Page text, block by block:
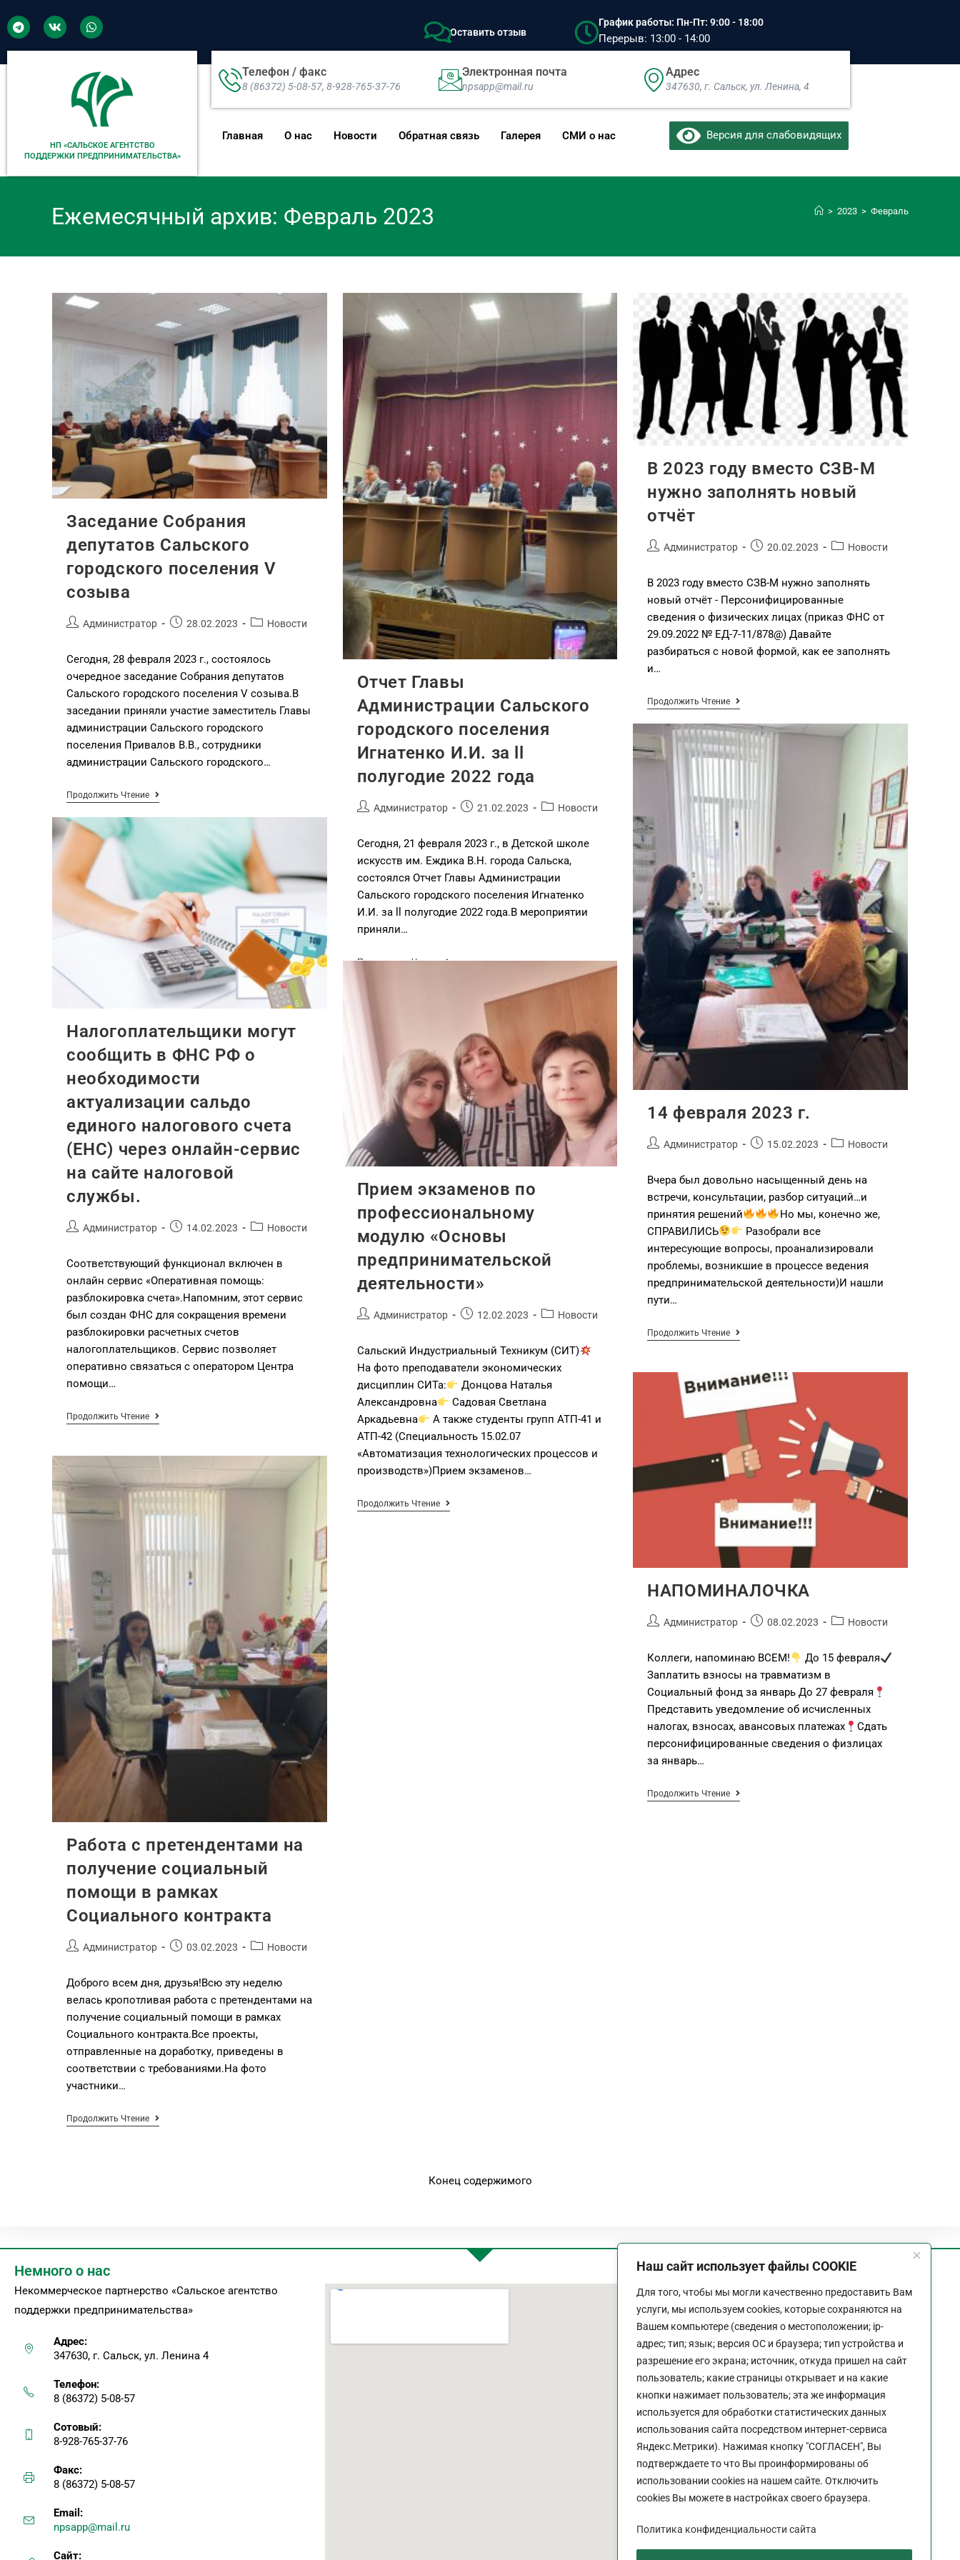
Наш сайт использует файлы COOKIE
Для того, чтобы мы могли качественно предоставить Вам
услуги, мы используем cookies, которые сохраняются на
Вашем компьютере (сведения о местоположении; ip-
адрес; тип; язык; версия ОС и браузера; тип устройства и
разрешение его экрана; источник, откуда пришел на сайт
пользователь; какие страницы открывает и на какие
кнопки нажимает пользователь; эта же информация
используется для обработки статистических данных
использования сайта посредством интернет-сервиса
Яндекс.Метрики). Нажимая кнопку "СОГЛАСЕН", Вы
подтверждаете то что Вы проинформированы об
использовании cookies на нашем сайте. Отключить
cookies Вы можете в настройках своего браузера.
Политика конфиденциальности сайта
Оставить отзыв
График работы: Пн-Пт: 9:00 - 18:00
Перерыв: 13:00 - 14:00
НП «САЛЬСКОЕ АГЕНТСТВО
ПОДДЕРЖКИ ПРЕДПРИНИМАТЕЛЬСТВА»
Телефон / факс
8 (86372) 5-08-57, 8-928-765-37-76
Электронная почта
npsapp@mail.ru
Адрес
347630, г. Сальск, ул. Ленина, 4​
Главная О нас Новости Обратная связь Галерея СМИ о нас Версия для слабовидящих
Ежемесячный архив: Февраль 2023 > 2023 > Февраль
Заседание Собрания
депутатов Сальского
городского поселения V
созыва
Администратор 28.02.2023 Новости
Сегодня, 28 февраля 2023 г., состоялось
очередное заседание Собрания депутатов
Сальского городского поселения V созыва.В
заседании приняли участие заместитель Главы
администрации Сальского городского
поселения Привалов В.В., сотрудники
администрации Сальского городского…
Продолжить Чтение
Отчет Главы
Администрации Сальского
городского поселения
Игнатенко И.И. за ll
полугодие 2022 года
Администратор 21.02.2023 Новости
Сегодня, 21 февраля 2023 г., в Детской школе
искусств им. Еждика В.Н. города Сальска,
состоялся Отчет Главы Администрации
Сальского городского поселения Игнатенко
И.И. за ll полугодие 2022 года.В мероприятии
приняли…
Продолжить Чтение
В 2023 году вместо СЗВ-М
нужно заполнять новый
отчёт
Администратор 20.02.2023 Новости
В 2023 году вместо СЗВ-М нужно заполнять
новый отчёт - Персонифицированные
сведения о физических лицах (приказ ФНС от
29.09.2022 № ЕД-7-11/878@) Давайте
разбираться с новой формой, как ее заполнять
и…
Продолжить Чтение
14 февраля 2023 г.
Администратор 15.02.2023 Новости
Вчера был довольно насыщенный день на
встречи, консультации, разбор ситуаций…и
принятия решений
Но мы, конечно же,
СПРАВИЛИСЬ
Разобрали все
интересующие вопросы, проанализировали
проблемы, возникшие в процессе ведения
предпринимательской деятельности)И нашли
пути…
Продолжить Чтение
Налогоплательщики могут
сообщить в ФНС РФ о
необходимости
актуализации сальдо
единого налогового счета
(ЕНС) через онлайн-сервис
на сайте налоговой
службы.
Администратор 14.02.2023 Новости
Соответствующий функционал включен в
онлайн сервис «Оперативная помощь:
разблокировка счета».Напомним, этот сервис
был создан ФНС для сокращения времени
разблокировки расчетных счетов
налогоплательщиков. Сервис позволяет
оперативно связаться с оператором Центра
помощи…
Продолжить Чтение
Прием экзаменов по
профессиональному
модулю «Основы
предпринимательской
деятельности»
Администратор 12.02.2023 Новости
Сальский Индустриальный Техникум (СИТ)
На фото преподаватели экономических
дисциплин СИТа:
Донцова Наталья
Александровна
Садовая Светлана
Аркадьевна
А также студенты групп АТП-41 и
АТП-42 (Специальность 15.02.07
«Автоматизация технологических процессов и
производств»)Прием экзаменов…
Продолжить Чтение
НАПОМИНАЛОЧКА
Администратор 08.02.2023 Новости
Коллеги, напоминаю ВСЕМ!
До 15 февраля
Заплатить взносы на травматизм в
Социальный фонд за январь До 27 февраля
Представить уведомление об исчисленных
налогах, взносах, авансовых платежах
Сдать
персонифицированные сведения о физлицах
за январь…
Продолжить Чтение
Работа с претендентами на
получение социальный
помощи в рамках
Социального контракта
Администратор 03.02.2023 Новости
Доброго всем дня, друзья!Всю эту неделю
велась кропотливая работа с претендентами на
получение социальный помощи в рамках
Социального контракта.Все проекты,
отправленные на доработку, приведены в
соответствии с требованиями.На фото
участники…
Продолжить Чтение
Конец содержимого
Немного о нас
Некоммерческое партнерство «Сальское агентство
поддержки предпринимательства»
Адрес:
347630, г. Сальск, ул. Ленина 4
Телефон:
8 (86372) 5-08-57
Сотовый:
8-928-765-37-76
Факс:
8 (86372) 5-08-57
Email:
npsapp@mail.ru
Сайт:
График работы
9:00 - 18:00
Выходной:Сб - Вс
Политика конфиденциальности сайта